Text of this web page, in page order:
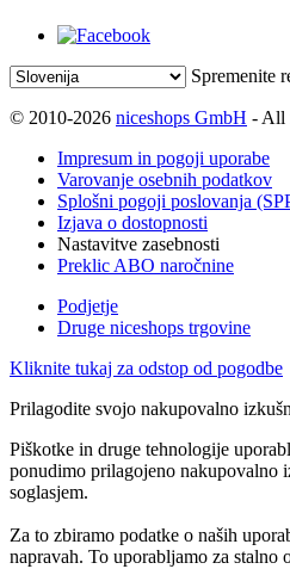
Spremenite
© 2010-2026 niceshops GmbH - All
Impresum in pogoji uporabe
Varovanje osebnih podatkov
Splošni pogoji poslovanja
Izjava o dostopnosti
Nastavitve zasebnosti
Preklic ABO naročnine
Podjetje
Druge niceshops trgovine
Kliknite tukaj za odstop od pogodbe
Prilagodite svojo nakupovalno
Piškotke in druge tehnologije
ponudimo prilagojeno nakupovalno
soglasjem.
Za to zbiramo podatke o naših
napravah. To uporabljamo za stalno